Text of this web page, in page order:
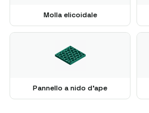
Molla elicoidale
Pannello a nido d'ape